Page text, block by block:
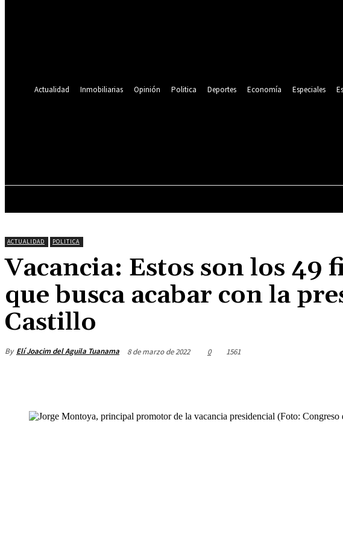
Actualidad
Inmobiliarias Opinión Politica Deportes Economía Especiales
ACTUALIDAD POLITICA
Vacancia: Estos son los 49
que busca acabar con la
Castillo
By Elí Joacim del Aguila Tuanama 8 de marzo de 2022 0 1561